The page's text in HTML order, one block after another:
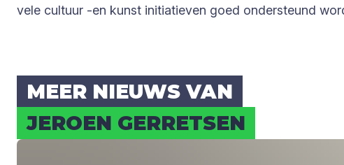
vele cultuur -en kunst initiatieven goed ondersteund
MEER NIEUWS VAN
JEROEN GER­RET­SEN